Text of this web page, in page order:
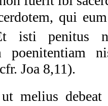
qui
isti penitus
poenitentiam
Joa 8,11).
melius debeat